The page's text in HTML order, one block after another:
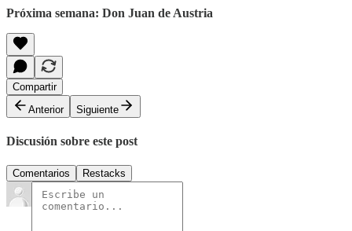
Próxima semana: Don Juan de Austria
Compartir
Anterior
Siguiente
Discusión sobre este post
Comentarios Restacks